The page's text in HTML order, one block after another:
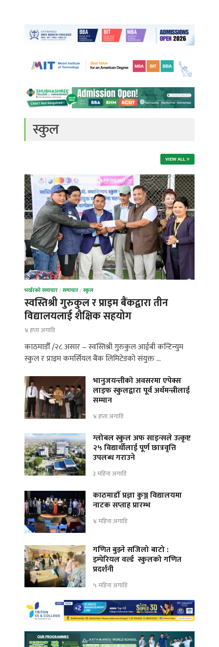
स्कुल
VIEW ALL
भर्खरको समाचार/समाचार/स्कुल
स्वस्तिश्री गुरुकुल र प्राइम बैंकद्वारा तीन
विद्यालयलाई शैक्षिक सहयोग
४ हप्ता अगाडि
काठमाडौँ /२८ असार – स्वस्तिश्री गुरुकुल आईबी कन्टिन्युम
स्कुल र प्राइम कमर्सियल बैंक लिमिटेडको संयुक्त …
भानुजयन्तीको अवसरमा एपेक्स
लाइफ स्कुलद्वारा पूर्व अर्थमन्त्रीलाई
सम्मान
४ हप्ता अगाडि
ग्लोबल स्कुल अफ साइन्सले उत्कृष्ट
२५ विद्यार्थीलाई पूर्ण छात्रवृत्ति
उपलब्ध गराउने
३ महिना अगाडि
काठमाडौँ प्रज्ञा कुञ्ज विद्यालयमा
नाटक सप्ताह प्रारम्भ
४ महिना अगाडि
गणित बुझ्ने सजिलो बाटो :
इम्पेरियल वर्ल्ड स्कुलको गणित
प्रदर्शनी
५ महिना अगाडि